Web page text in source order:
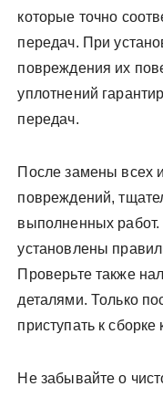
которые точно
передач. При
повреждения их
уплотнений
передач.
После замены всех
повреждений,
выполненных работ.
установлены
Проверьте также
деталями. Только
приступать к
Не забывайте о